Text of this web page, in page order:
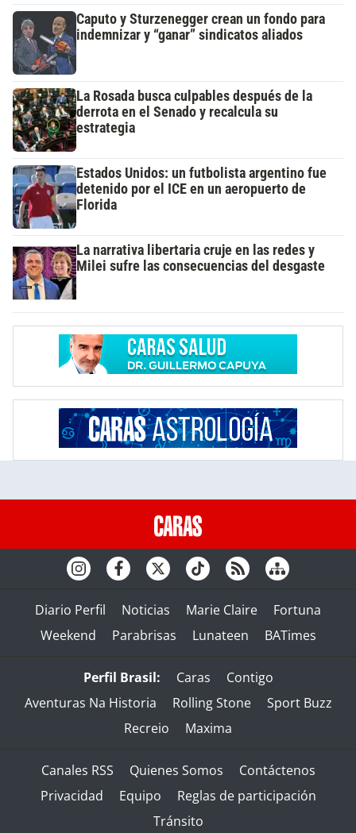
Caputo y Sturzenegger crean un fondo para
indemnizar y “ganar” sindicatos aliados
La Rosada busca culpables después de la
derrota en el Senado y recalcula su
estrategia
Estados Unidos: un futbolista argentino fue
detenido por el ICE en un aeropuerto de
Florida
La narrativa libertaria cruje en las redes y
Milei sufre las consecuencias del desgaste
Diario Perfil Noticias Marie Claire
Fortuna
Weekend
Parabrisas Lunateen BATimes
Perfil Brasil: Caras
Contigo
Aventuras Na Historia
Rolling Stone
Sport Buzz
Recreio
Maxima
Canales RSS Quienes Somos
Contáctenos
Privacidad
Equipo
Reglas de participación
Tránsito